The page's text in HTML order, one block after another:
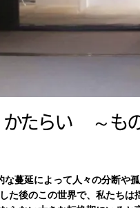
かたらい ～ も
蔓延によって人々の分断や
た後のこの世界で、私たち